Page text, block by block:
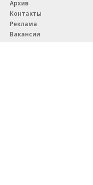
Архив
Контакты
Реклама
Вакансии